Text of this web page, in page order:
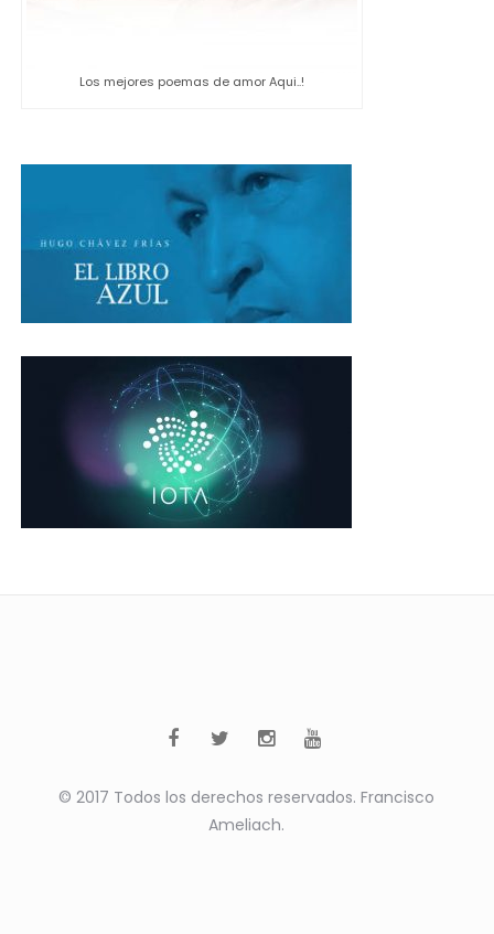
Los mejores poemas de amor Aqui..!
© 2017 Todos los derechos reservados. Francisco
Ameliach.